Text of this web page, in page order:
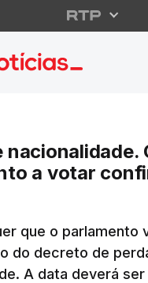
de
nacionalidade.
a votar
que o parlamento
do decreto de
A data deverá